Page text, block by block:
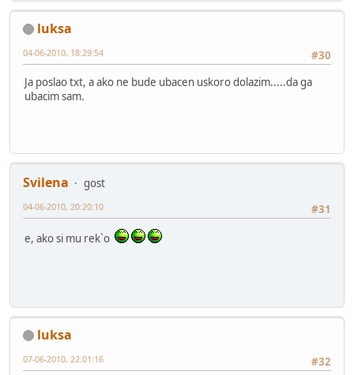
luksa
#30
04-06-2010, 18:29:54
Ja poslao txt, a ako ne bude ubacen uskoro dolazim.....da ga
ubacim sam.
Svilena
gost
#31
04-06-2010, 20:20:10
e, ako si mu rek`o
luksa
#32
07-06-2010, 22:01:16